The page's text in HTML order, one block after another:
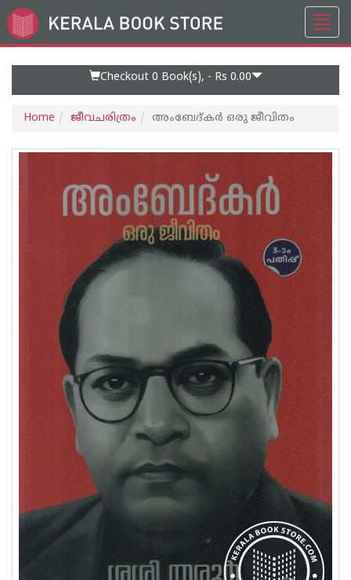
Go
to
Checkout 0 Book(s), - Rs 0.00
Home ജീവചരിത്രം അംബേദ്കര്‍ ഒരു ജീവിതം